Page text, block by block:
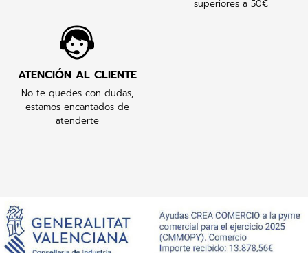
superiores a 50€
ATENCIÓN AL CLIENTE
No te quedes con dudas,
estamos encantados de
atenderte